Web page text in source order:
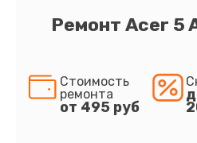
Ремонт Acer 5
Стоимость
ремонта
от 495 руб